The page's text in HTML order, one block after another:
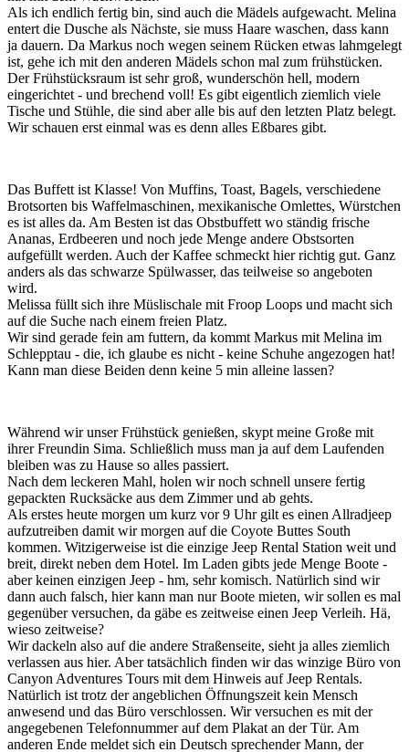
Als ich endlich fertig bin, sind auch die Mädels aufgewacht. Melina
entert die Dusche als Nächste, sie muss Haare waschen, dass kann
ja dauern. Da Markus noch wegen seinem Rücken etwas lahmgelegt
ist, gehe ich mit den anderen Mädels schon mal zum frühstücken.
Der Frühstücksraum ist sehr groß, wunderschön hell, modern
eingerichtet - und brechend voll! Es gibt eigentlich ziemlich viele
Tische und Stühle, die sind aber alle bis auf den letzten Platz belegt.
Wir schauen erst einmal was es denn alles Eßbares gibt.
Das Buffett ist Klasse! Von Muffins, Toast, Bagels, verschiedene
Brotsorten bis Waffelmaschinen, mexikanische Omlettes, Würstchen
es ist alles da. Am Besten ist das Obstbuffett wo ständig frische
Ananas, Erdbeeren und noch jede Menge andere Obstsorten
aufgefüllt werden. Auch der Kaffee schmeckt hier richtig gut. Ganz
anders als das schwarze Spülwasser, das teilweise so angeboten
wird.
Melissa füllt sich ihre Müslischale mit Froop Loops und macht sich
auf die Suche nach einem freien Platz.
Wir sind gerade fein am futtern, da kommt Markus mit Melina im
Schlepptau - die, ich glaube es nicht - keine Schuhe angezogen hat!
Kann man diese Beiden denn keine 5 min alleine lassen?
Während wir unser Frühstück genießen, skypt meine Große mit
ihrer Freundin Sima. Schließlich muss man ja auf dem Laufenden
bleiben was zu Hause so alles passiert.
Nach dem leckeren Mahl, holen wir noch schnell unsere fertig
gepackten Rucksäcke aus dem Zimmer und ab gehts.
Als erstes heute morgen um kurz vor 9 Uhr gilt es einen Allradjeep
aufzutreiben damit wir morgen auf die Coyote Buttes South
kommen. Witzigerweise ist die einzige Jeep Rental Station weit und
breit, direkt neben dem Hotel. Im Laden gibts jede Menge Boote -
aber keinen einzigen Jeep - hm, sehr komisch. Natürlich sind wir
dann auch falsch, hier kann man nur Boote mieten, wir sollen es mal
gegenüber versuchen, da gäbe es zeitweise einen Jeep Verleih. Hä,
wieso zeitweise?
Wir dackeln also auf die andere Straßenseite, sieht ja alles ziemlich
verlassen aus hier. Aber tatsächlich finden wir das winzige Büro von
Canyon Adventures Tours mit dem Hinweis auf Jeep Rentals.
Natürlich ist trotz der angeblichen Öffnungszeit kein Mensch
anwesend und das Büro verschlossen. Wir versuchen es mit der
angegebenen Telefonnummer auf dem Plakat an der Tür. Am
anderen Ende meldet sich ein Deutsch sprechender Mann, der